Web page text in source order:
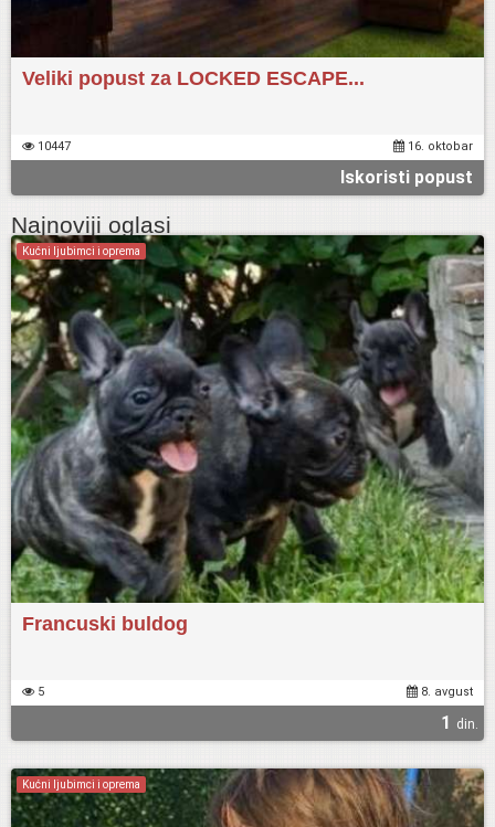
Veliki popust za LOCKED ESCAPE...
10447 16. oktobar
Iskoristi popust
Najnoviji oglasi
Kućni ljubimci i oprema
Francuski buldog
5 8. avgust
1 din.
Kućni ljubimci i oprema